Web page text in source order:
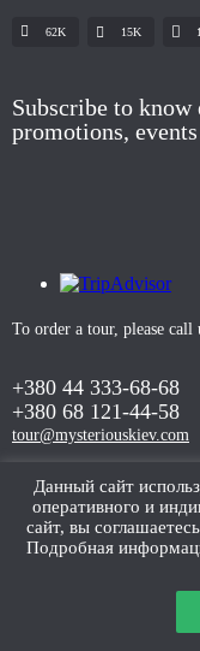
Данный сайт
оперативного и
сайт, вы
Подробная
62K 15K
Subscribe to
promotions, events
To order a tour, please call
+380 44 333-68-68
+380 68 121-44-58
tour@mysteriouskiev.com